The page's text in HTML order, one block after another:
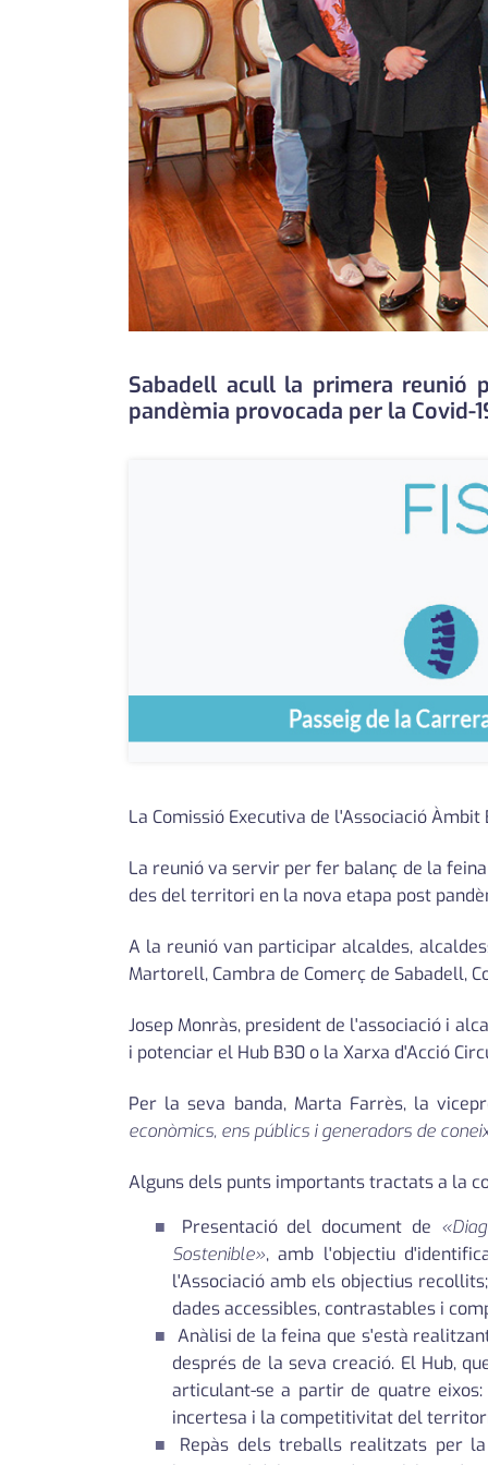
Sabadell acull la primera reunió
pandèmia provocada per la Covid-
La Comissió Executiva de l'Associació
La reunió va servir per fer balanç de la
des del territori en la nova etapa post
A la reunió van participar alcaldes,
Martorell, Cambra de Comerç de Sabadell,
Josep Monràs, president de l'associació i
i potenciar el Hub B30 o la Xarxa d'Acció
Per la seva banda, Marta Farrès, la
econòmics, ens públics i generadors de
Alguns dels punts importants tractats a la
Presentació del document de
Sostenible», amb l'objectiu
l'Associació amb els objectius
dades accessibles, contrastables i
Anàlisi de la feina que s'està
després de la seva creació. El Hub,
articulant-se a partir de quatre
incertesa i la competitivitat del
Repàs dels treballs realitzats per